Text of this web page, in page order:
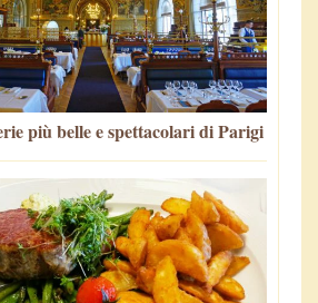
più belle e spettacolari di Parigi